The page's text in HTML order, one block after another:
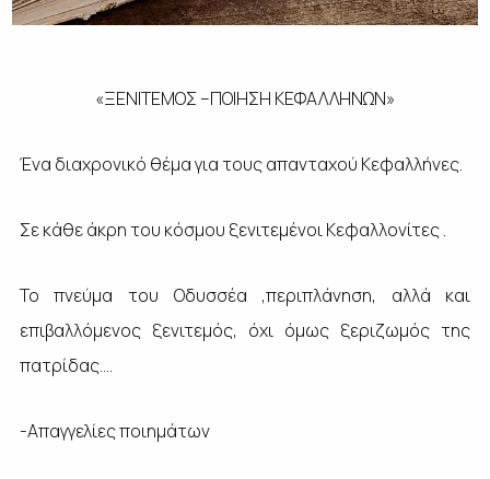
«ΞΕΝΙΤΕΜΟΣ –ΠΟΙΗΣΗ ΚΕΦΑΛΛΗΝΩΝ»
Ένα διαχρονικό θέμα για τους απανταχού Κεφαλλήνες.
Σε κάθε άκρη του κόσμου ξενιτεμένοι Κεφαλλονίτες .
Το πνεύμα του Οδυσσέα ,περιπλάνηση, αλλά και
επιβαλλόμενος ξενιτεμός, όχι όμως ξεριζωμός της
πατρίδας….
-Απαγγελίες ποιημάτων